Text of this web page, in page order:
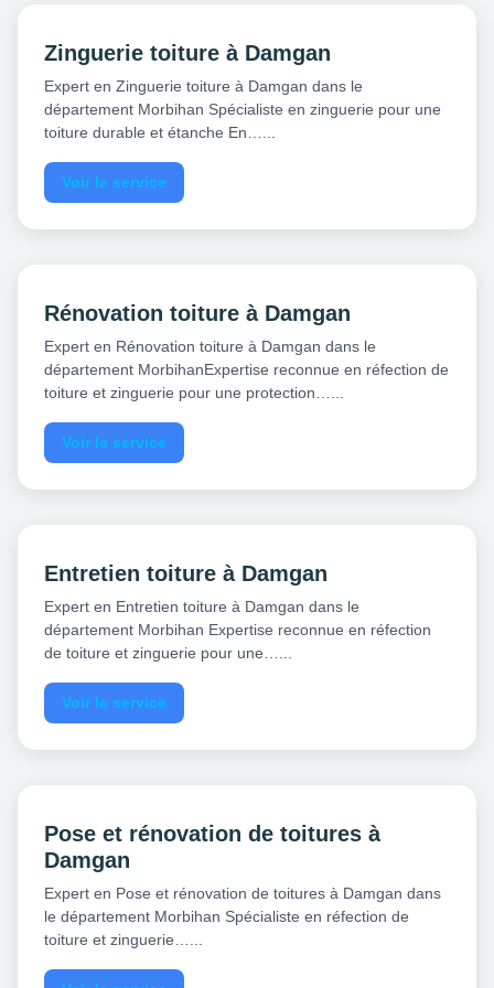
Zinguerie toiture à Damgan
Expert en Zinguerie toiture à Damgan dans le
département Morbihan Spécialiste en zinguerie pour une
toiture durable et étanche En…...
Voir le service
Rénovation toiture à Damgan
Expert en Rénovation toiture à Damgan dans le
département MorbihanExpertise reconnue en réfection de
toiture et zinguerie pour une protection…...
Voir le service
Entretien toiture à Damgan
Expert en Entretien toiture à Damgan dans le
département Morbihan Expertise reconnue en réfection
de toiture et zinguerie pour une…...
Voir le service
Pose et rénovation de toitures à
Damgan
Expert en Pose et rénovation de toitures à Damgan dans
le département Morbihan Spécialiste en réfection de
toiture et zinguerie…...